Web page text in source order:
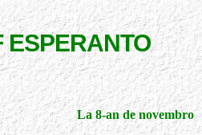
La 8-an de novembro